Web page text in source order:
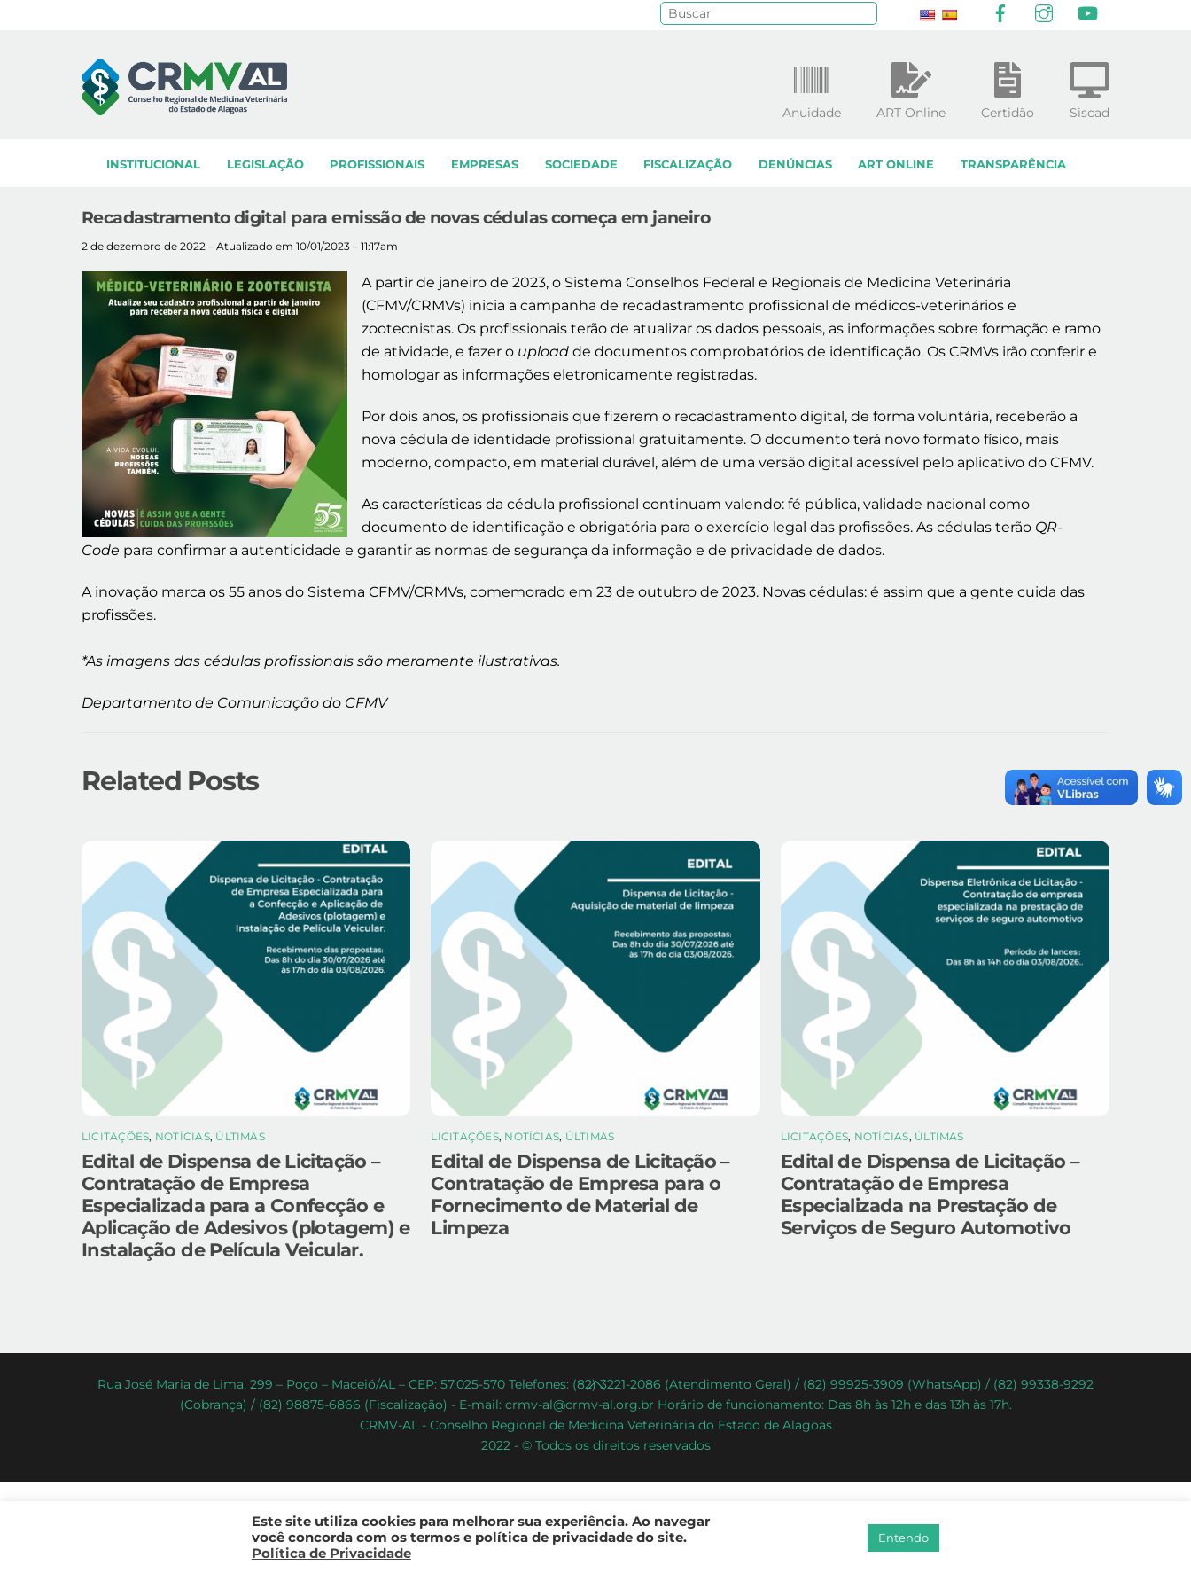
INSTITUCIONAL LEGISLAÇÃO PROFISSIONAIS EMPRESAS SOCIEDADE FISCALIZAÇÃO DENÚNCIAS ART ONLINE TRANSPARÊNCIA
Anuidade ART Online Certidão Siscad
Recadastramento digital para emissão de novas cédulas começa em janeiro
2 de dezembro de 2022 – Atualizado em 10/01/2023 – 11:17am
A partir de janeiro de 2023, o Sistema Conselhos Federal e Regionais de Medicina Veterinária
(CFMV/CRMVs) inicia a campanha de recadastramento profissional de médicos-veterinários e
zootecnistas. Os profissionais terão de atualizar os dados pessoais, as informações sobre formação e ramo
de atividade, e fazer o upload de documentos comprobatórios de identificação. Os CRMVs irão conferir e
homologar as informações eletronicamente registradas.
Por dois anos, os profissionais que fizerem o recadastramento digital, de forma voluntária, receberão a
nova cédula de identidade profissional gratuitamente. O documento terá novo formato físico, mais
moderno, compacto, em material durável, além de uma versão digital acessível pelo aplicativo do CFMV.
As características da cédula profissional continuam valendo: fé pública, validade nacional como
documento de identificação e obrigatória para o exercício legal das profissões. As cédulas terão QR-
Code para confirmar a autenticidade e garantir as normas de segurança da informação e de privacidade de dados.
A inovação marca os 55 anos do Sistema CFMV/CRMVs, comemorado em 23 de outubro de 2023. Novas cédulas: é assim que a gente cuida das
profissões.
*As imagens das cédulas profissionais são meramente ilustrativas.
Departamento de Comunicação do CFMV
Related Posts
LICITAÇÕES, NOTÍCIAS, ÚLTIMAS
Edital de Dispensa de Licitação –
Contratação de Empresa
Especializada para a Confecção e
Aplicação de Adesivos (plotagem) e
Instalação de Película Veicular.
LICITAÇÕES, NOTÍCIAS, ÚLTIMAS
Edital de Dispensa de Licitação –
Contratação de Empresa para o
Fornecimento de Material de
Limpeza
LICITAÇÕES, NOTÍCIAS, ÚLTIMAS
Edital de Dispensa de Licitação –
Contratação de Empresa
Especializada na Prestação de
Serviços de Seguro Automotivo
Back
To
Top
Rua José Maria de Lima, 299 – Poço – Maceió/AL – CEP: 57.025-570 Telefones: (82) 3221-2086 (Atendimento Geral) / (82) 99925-3909 (WhatsApp) / (82) 99338-9292
(Cobrança) / (82) 98875-6866 (Fiscalização) - E-mail: crmv-al@crmv-al.org.br Horário de funcionamento: Das 8h às 12h e das 13h às 17h.
CRMV-AL - Conselho Regional de Medicina Veterinária do Estado de Alagoas
2022 - © Todos os direitos reservados
Este site utiliza cookies para melhorar sua experiência. Ao navegar
você concorda com os termos e política de privacidade do site.
Política de Privacidade
Entendo